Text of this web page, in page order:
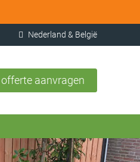
Nederland & België
offerte aanvragen